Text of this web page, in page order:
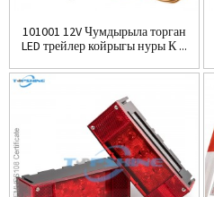
101001 12V Чумдырыла торган
LED трейлер койрыгы нуры К ...